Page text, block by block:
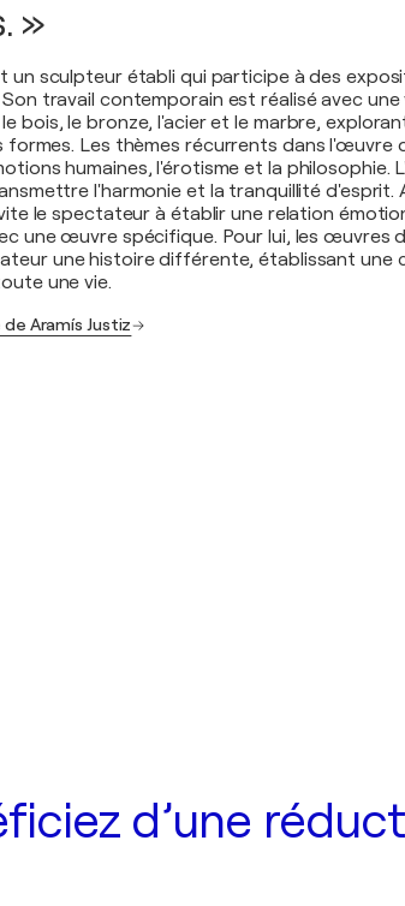
»
un sculpteur établi qui participe à des
travail contemporain est réalisé avec
bois, le bronze, l'acier et le marbre,
formes. Les thèmes récurrents dans l'œuvre
humaines, l'érotisme et la philosophie.
l'harmonie et la tranquillité d'esprit.
le spectateur à établir une relation
une œuvre spécifique. Pour lui, les œuvres
une histoire différente, établissant une
une vie.
Aramís Justiz
d’une